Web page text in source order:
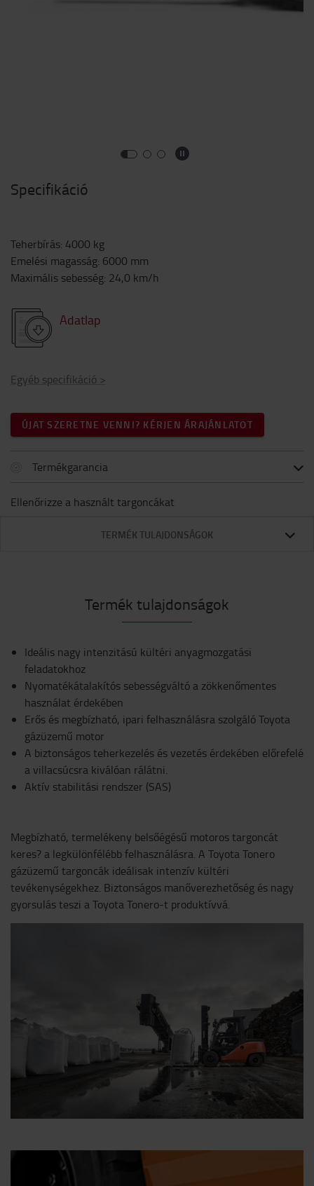
Specifikáció
Teherbírás: 4000 kg
Emelési magasság: 6000 mm
Maximális sebesség: 24,0 km/h
Adatlap
Egyéb specifikáció >
ÚJAT SZERETNE VENNI? KÉRJEN ÁRAJÁNLATOT
Termékgarancia
Ellenőrizze a használt targoncákat
TERMÉK TULAJDONSÁGOK
Termék tulajdonságok
Ideális nagy intenzitású kültéri anyagmozgatási
feladatokhoz
Nyomatékátalakítós sebességváltó a zökkenőmentes
használat érdekében
Erős és megbízható, ipari felhasználásra szolgáló Toyota
gázüzemű motor
A biztonságos teherkezelés és vezetés érdekében előrefelé
a villacsúcsra kiválóan rálátni.
Aktív stabilitási rendszer (SAS)
Megbízható, termelékeny belsőégésű motoros targoncát
keres? a legkülönfélébb felhasználásra. A Toyota Tonero
gázüzemű targoncák ideálisak intenzív kültéri
tevékenységekhez. Biztonságos manőverezhetőség és nagy
gyorsulás teszi a Toyota Tonero-t produktívvá.